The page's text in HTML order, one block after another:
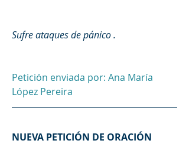
Sufre ataques de pánico .
Petición enviada por: Ana María
López Pereira
NUEVA PETICIÓN DE ORACIÓN